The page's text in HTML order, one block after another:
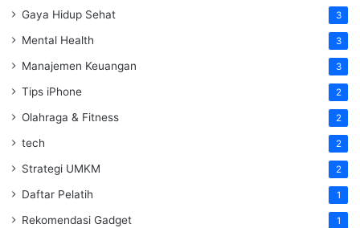
Gaya Hidup Sehat 3
Mental Health 3
Manajemen Keuangan 3
Tips iPhone 2
Olahraga & Fitness 2
tech 2
Strategi UMKM 2
Daftar Pelatih 1
Rekomendasi Gadget 1